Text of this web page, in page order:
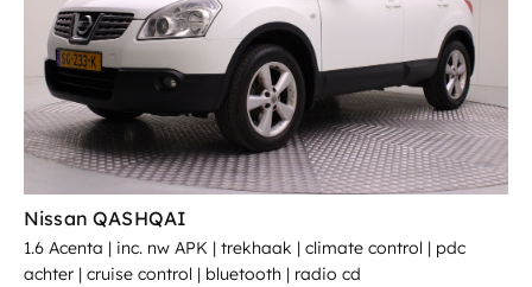
Nissan QASHQAI
1.6 Acenta | inc. nw APK | trekhaak | climate control | pdc
achter | cruise control | bluetooth | radio cd